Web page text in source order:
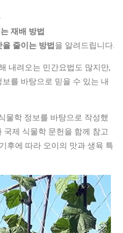
재배 방법
줄이는 방법을 알려드립니다.
내려오는 민간요법도 많지만,
를 바탕으로 믿을 수 있는 내
물학 정보를 바탕으로 작성했
국제 식물학 문헌을 함께 참고
후에 따라 오이의 맛과 생육 특